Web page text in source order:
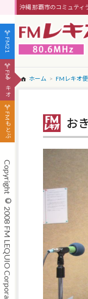
沖縄 那覇市のコミュティ
ホーム FMレキオ
お
FM21
FMレキオ
FMもとぶ